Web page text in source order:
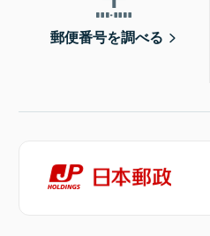
郵便番号を調べる